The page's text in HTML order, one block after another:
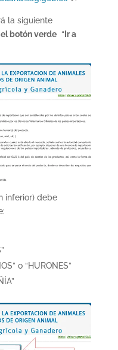
la siguiente
botón verde“ Ir a
inferior) debe
o “HURONES”